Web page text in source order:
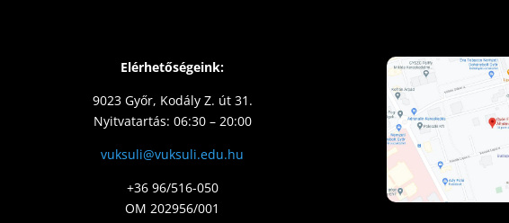
Elérhetőségeink:
9023 Győr, Kodály Z. út 31.
Nyitvatartás: 06:30 – 20:00
vuksuli@vuksuli.edu.hu
+36 96/516-050
OM 202956/001